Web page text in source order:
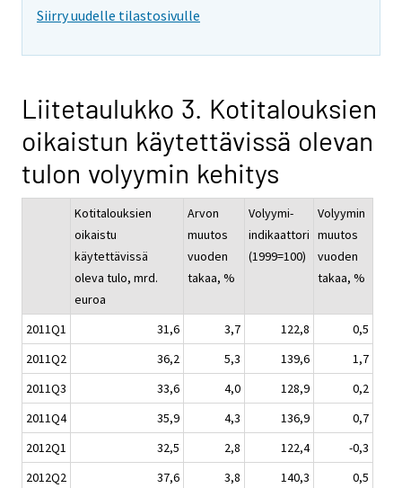
Siirry uudelle tilastosivulle
Liitetaulukko 3. Kotitalouksien
oikaistun käytettävissä olevan
tulon volyymin kehitys
Kotitalouksien
oikaistu
käytettävissä
oleva tulo, mrd.
euroa
Arvon
muutos
vuoden
takaa, %
Volyymi-
indikaattori
(1999=100)
Volyymin
muutos
vuoden
takaa, %
2011Q1 31,6 3,7 122,8
0,5
2011Q2
36,2 5,3 139,6
1,7
2011Q3
33,6 4,0 128,9
0,2
2011Q4
35,9 4,3 136,9
0,7
2012Q1
32,5 2,8 122,4
-0,3
2012Q2
37,6 3,8 140,3
0,5